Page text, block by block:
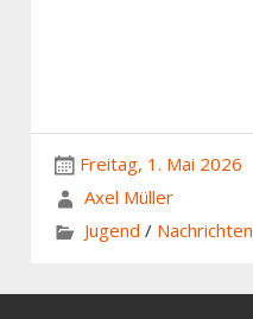
Freitag, 1. Mai 2026
Axel Müller
Jugend / Nachrichten